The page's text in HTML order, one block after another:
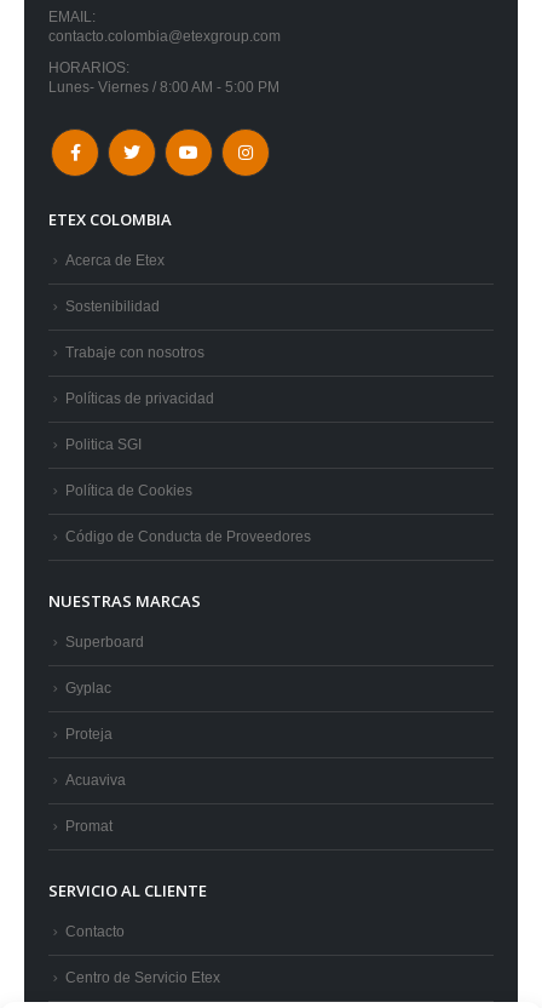
EMAIL:
contacto.colombia@etexgroup.com
HORARIOS:
Lunes- Viernes / 8:00 AM - 5:00 PM
ETEX COLOMBIA
Acerca de Etex
Sostenibilidad
Trabaje con nosotros
Políticas de privacidad
Politica SGI
Política de Cookies
Código de Conducta de Proveedores
NUESTRAS MARCAS
Superboard
Gyplac
Proteja
Acuaviva
Promat
SERVICIO AL CLIENTE
Contacto
Centro de Servicio Etex